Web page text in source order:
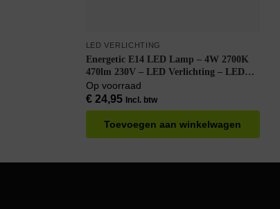
LED VERLICHTING
Energetic E14 LED Lamp – 4W 2700K
470lm 230V – LED Verlichting – LED
Buislamp T25 – Warm Wit – Per doos à
6 stuks
Op voorraad
€24,95 Incl. btw
Toevoegen aan winkelwagen